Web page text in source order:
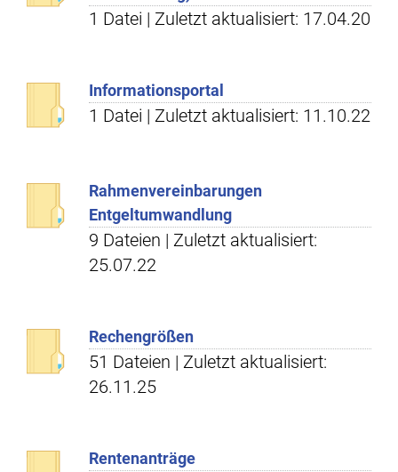
1 Datei | Zuletzt aktualisiert: 17.04.20
Informationsportal
1 Datei | Zuletzt aktualisiert: 11.10.22
Rahmenvereinbarungen
Entgeltumwandlung
9 Dateien | Zuletzt aktualisiert:
25.07.22
Rechengrößen
51 Dateien | Zuletzt aktualisiert:
26.11.25
Rentenanträge